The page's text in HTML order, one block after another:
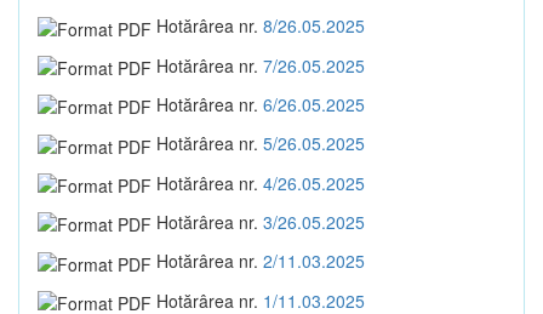
Hotărârea nr. 8/26.05.2025
Hotărârea nr. 7/26.05.2025
Hotărârea nr. 6/26.05.2025
Hotărârea nr. 5/26.05.2025
Hotărârea nr. 4/26.05.2025
Hotărârea nr. 3/26.05.2025
Hotărârea nr. 2/11.03.2025
Hotărârea nr. 1/11.03.2025